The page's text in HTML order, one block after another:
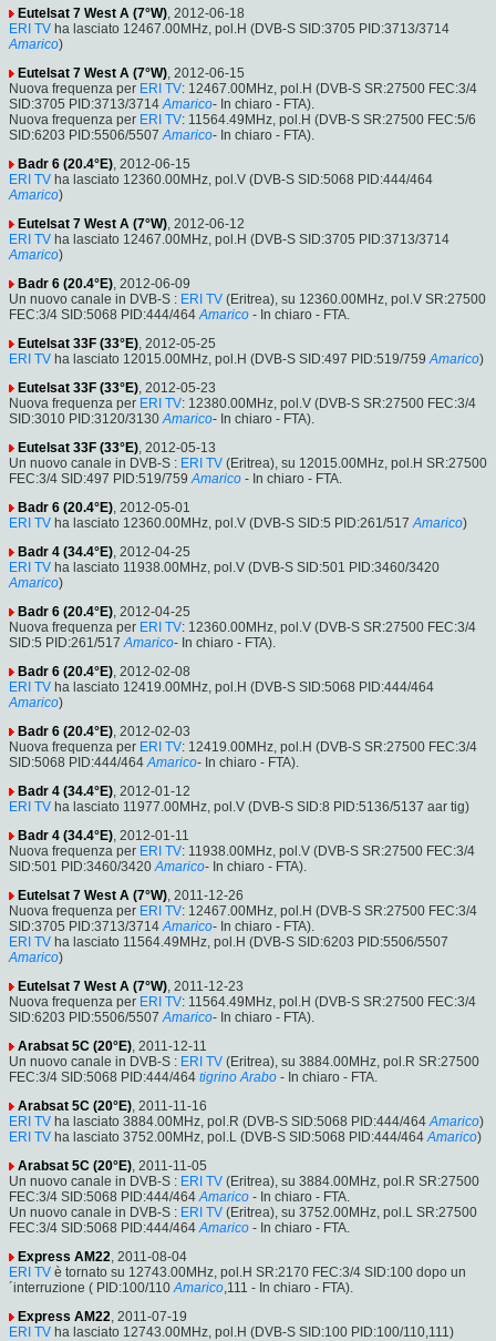
Eutelsat 7 West A (7°W), 2012-06-18
ERI TV ha lasciato 12467.00MHz, pol.H (DVB-S SID:3705 PID:3713/3714
Amarico)
Eutelsat 7 West A (7°W), 2012-06-15
Nuova frequenza per ERI TV: 12467.00MHz, pol.H (DVB-S SR:27500 FEC:3/4
SID:3705 PID:3713/3714 Amarico- In chiaro - FTA).
Nuova frequenza per ERI TV: 11564.49MHz, pol.H (DVB-S SR:27500 FEC:5/6
SID:6203 PID:5506/5507 Amarico- In chiaro - FTA).
Badr 6 (20.4°E), 2012-06-15
ERI TV ha lasciato 12360.00MHz, pol.V (DVB-S SID:5068 PID:444/464
Amarico)
Eutelsat 7 West A (7°W), 2012-06-12
ERI TV ha lasciato 12467.00MHz, pol.H (DVB-S SID:3705 PID:3713/3714
Amarico)
Badr 6 (20.4°E), 2012-06-09
Un nuovo canale in DVB-S : ERI TV (Eritrea), su 12360.00MHz, pol.V SR:27500
FEC:3/4 SID:5068 PID:444/464 Amarico - In chiaro - FTA.
Eutelsat 33F (33°E), 2012-05-25
ERI TV ha lasciato 12015.00MHz, pol.H (DVB-S SID:497 PID:519/759 Amarico)
Eutelsat 33F (33°E), 2012-05-23
Nuova frequenza per ERI TV: 12380.00MHz, pol.V (DVB-S SR:27500 FEC:3/4
SID:3010 PID:3120/3130 Amarico- In chiaro - FTA).
Eutelsat 33F (33°E), 2012-05-13
Un nuovo canale in DVB-S : ERI TV (Eritrea), su 12015.00MHz, pol.H SR:27500
FEC:3/4 SID:497 PID:519/759 Amarico - In chiaro - FTA.
Badr 6 (20.4°E), 2012-05-01
ERI TV ha lasciato 12360.00MHz, pol.V (DVB-S SID:5 PID:261/517 Amarico)
Badr 4 (34.4°E), 2012-04-25
ERI TV ha lasciato 11938.00MHz, pol.V (DVB-S SID:501 PID:3460/3420
Amarico)
Badr 6 (20.4°E), 2012-04-25
Nuova frequenza per ERI TV: 12360.00MHz, pol.V (DVB-S SR:27500 FEC:3/4
SID:5 PID:261/517 Amarico- In chiaro - FTA).
Badr 6 (20.4°E), 2012-02-08
ERI TV ha lasciato 12419.00MHz, pol.H (DVB-S SID:5068 PID:444/464
Amarico)
Badr 6 (20.4°E), 2012-02-03
Nuova frequenza per ERI TV: 12419.00MHz, pol.H (DVB-S SR:27500 FEC:3/4
SID:5068 PID:444/464 Amarico- In chiaro - FTA).
Badr 4 (34.4°E), 2012-01-12
ERI TV ha lasciato 11977.00MHz, pol.V (DVB-S SID:8 PID:5136/5137 aar tig)
Badr 4 (34.4°E), 2012-01-11
Nuova frequenza per ERI TV: 11938.00MHz, pol.V (DVB-S SR:27500 FEC:3/4
SID:501 PID:3460/3420 Amarico- In chiaro - FTA).
Eutelsat 7 West A (7°W), 2011-12-26
Nuova frequenza per ERI TV: 12467.00MHz, pol.H (DVB-S SR:27500 FEC:3/4
SID:3705 PID:3713/3714 Amarico- In chiaro - FTA).
ERI TV ha lasciato 11564.49MHz, pol.H (DVB-S SID:6203 PID:5506/5507
Amarico)
Eutelsat 7 West A (7°W), 2011-12-23
Nuova frequenza per ERI TV: 11564.49MHz, pol.H (DVB-S SR:27500 FEC:3/4
SID:6203 PID:5506/5507 Amarico- In chiaro - FTA).
Arabsat 5C (20°E), 2011-12-11
Un nuovo canale in DVB-S : ERI TV (Eritrea), su 3884.00MHz, pol.R SR:27500
FEC:3/4 SID:5068 PID:444/464 tigrino Arabo - In chiaro - FTA.
Arabsat 5C (20°E), 2011-11-16
ERI TV ha lasciato 3884.00MHz, pol.R (DVB-S SID:5068 PID:444/464 Amarico)
ERI TV ha lasciato 3752.00MHz, pol.L (DVB-S SID:5068 PID:444/464 Amarico)
Arabsat 5C (20°E), 2011-11-05
Un nuovo canale in DVB-S : ERI TV (Eritrea), su 3884.00MHz, pol.R SR:27500
FEC:3/4 SID:5068 PID:444/464 Amarico - In chiaro - FTA.
Un nuovo canale in DVB-S : ERI TV (Eritrea), su 3752.00MHz, pol.L SR:27500
FEC:3/4 SID:5068 PID:444/464 Amarico - In chiaro - FTA.
Express AM22, 2011-08-04
ERI TV è tornato su 12743.00MHz, pol.H SR:2170 FEC:3/4 SID:100 dopo un
´interruzione ( PID:100/110 Amarico,111 - In chiaro - FTA).
Express AM22, 2011-07-19
ERI TV ha lasciato 12743.00MHz, pol.H (DVB-S SID:100 PID:100/110,111)